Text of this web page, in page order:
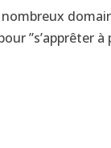
”s’apprêter